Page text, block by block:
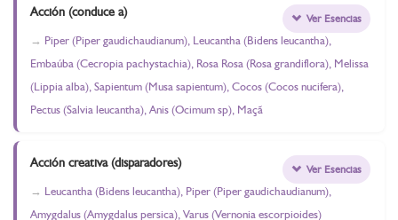
Acción (conduce a)
Piper (Piper gaudichaudianum), Leucantha (Bidens leucantha),
Embaúba (Cecropia pachystachia), Rosa Rosa (Rosa grandiflora), Melissa
(Lippia alba), Sapientum (Musa sapientum), Cocos (Cocos nucifera),
Pectus (Salvia leucantha), Anis (Ocimum sp), Maçã
Ver Esencias
Acción creativa (disparadores)
Leucantha (Bidens leucantha), Piper (Piper gaudichaudianum),
Amygdalus (Amygdalus persica), Varus (Vernonia escorpioides)
Ver Esencias